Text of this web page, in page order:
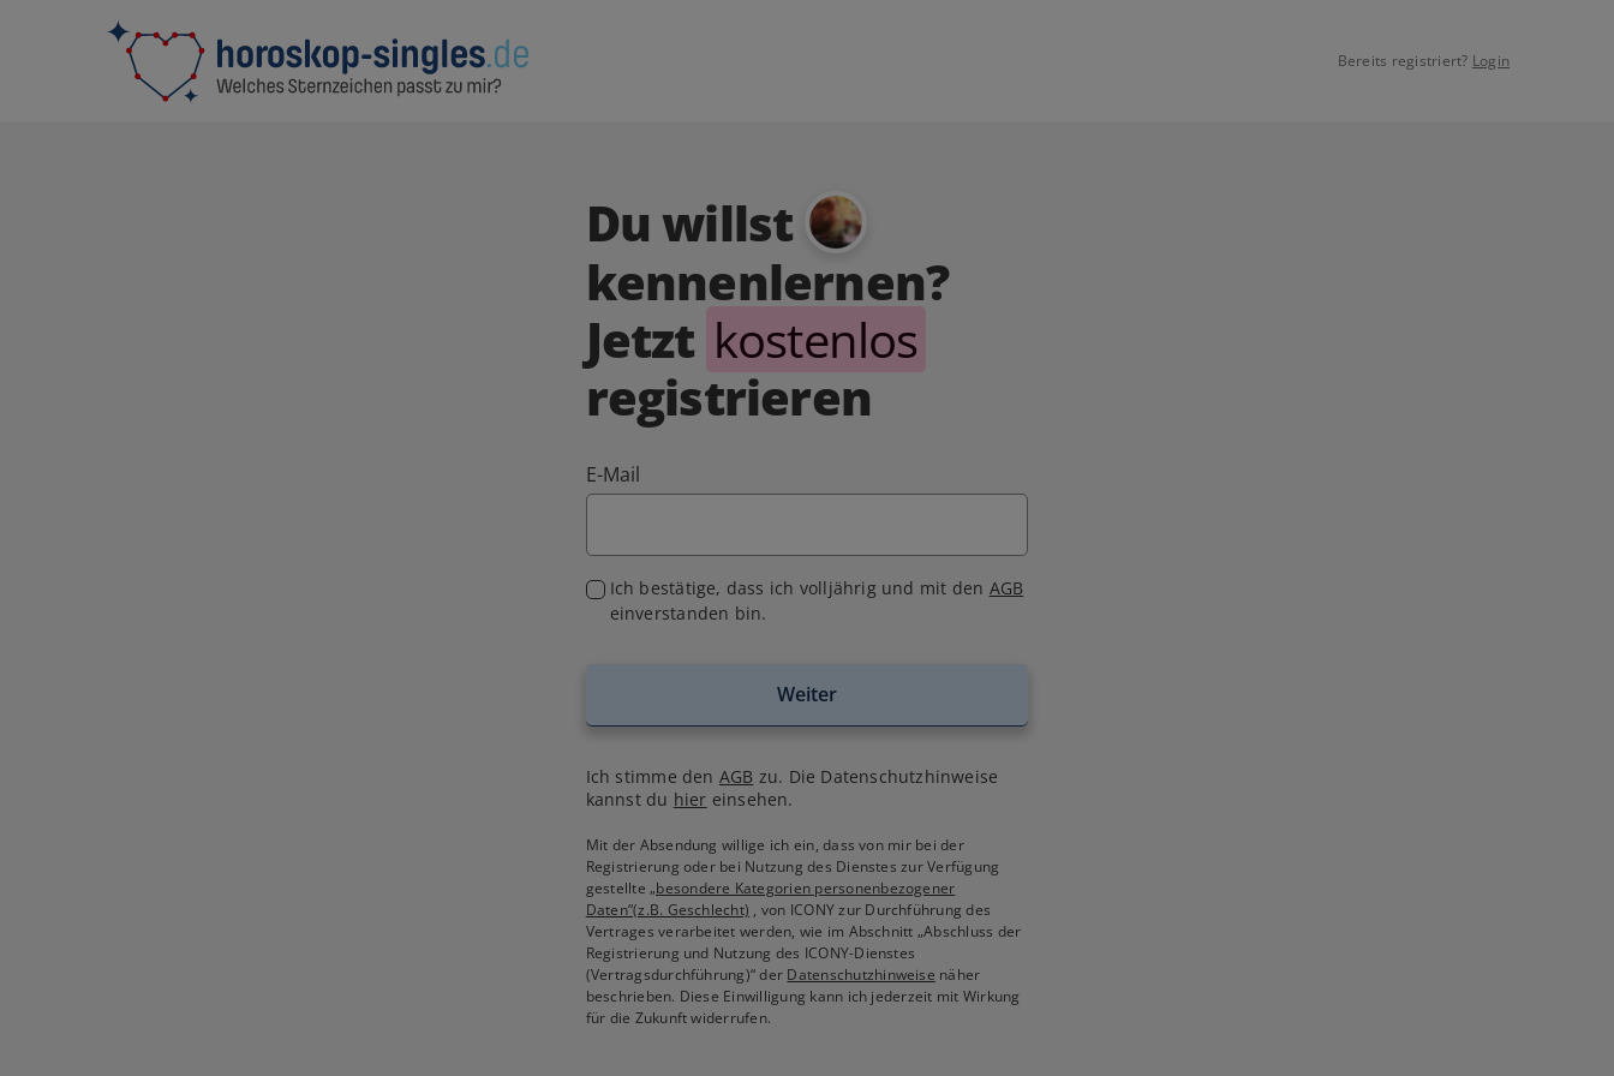
Bereits registriert? Login
Du willst
kennenlernen?
Jetzt kostenlos
registrieren
E-Mail
Ich bestätige, dass ich volljährig und mit den AGB
einverstanden bin.
Weiter
Ich stimme den AGB zu. Die Datenschutzhinweise
kannst du hier einsehen.
Mit der Absendung willige ich ein, dass von mir bei der
Registrierung oder bei Nutzung des Dienstes zur Verfügung
gestellte„besondere Kategorien personenbezogener
Daten“(z.B. Geschlecht) , von ICONY zur Durchführung des
Vertrages verarbeitet werden, wie im Abschnitt „Abschluss der
Registrierung und Nutzung des ICONY-Dienstes
(Vertragsdurchführung)“ der Datenschutzhinweise näher
beschrieben. Diese Einwilligung kann ich jederzeit mit Wirkung
für die Zukunft widerrufen.